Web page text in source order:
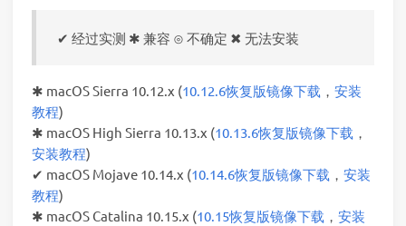
✔ 经过实测 ✱ 兼容 ⊙ 不确定 ✖ 无法安装
✱ macOS Sierra 10.12.x (10.12.6恢复版镜像下载 ， 安装
教程)
✱ macOS High Sierra 10.13.x (10.13.6恢复版镜像下载 ，
安装教程)
✔ macOS Mojave 10.14.x (10.14.6恢复版镜像下载 ， 安装
教程)
✱ macOS Catalina 10.15.x (10.15恢复版镜像下载 ， 安装